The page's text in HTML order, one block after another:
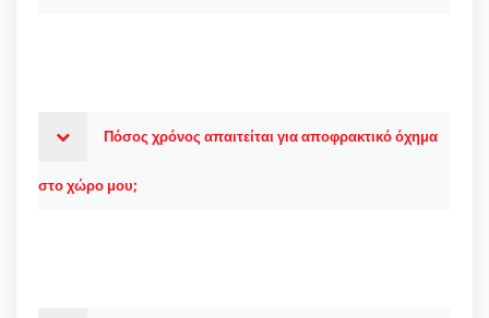
Πόσος χρόνος απαιτείται για αποφρακτικό όχημα
στο χώρο μου;